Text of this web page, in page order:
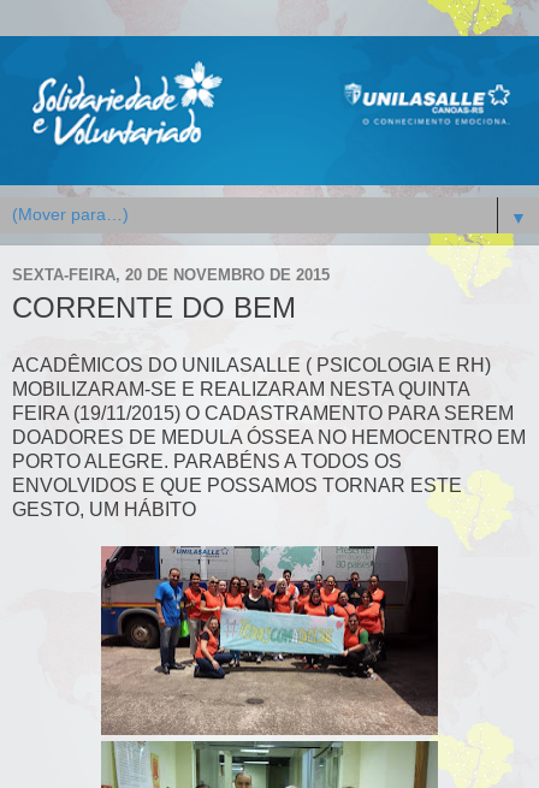
▼
SEXTA-FEIRA, 20 DE NOVEMBRO DE 2015
CORRENTE DO BEM
ACADÊMICOS DO UNILASALLE ( PSICOLOGIA E RH)
MOBILIZARAM-SE E REALIZARAM NESTA QUINTA
FEIRA (19/11/2015) O CADASTRAMENTO PARA SEREM
DOADORES DE MEDULA ÓSSEA NO HEMOCENTRO EM
PORTO ALEGRE. PARABÉNS A TODOS OS
ENVOLVIDOS E QUE POSSAMOS TORNAR ESTE
GESTO, UM HÁBITO